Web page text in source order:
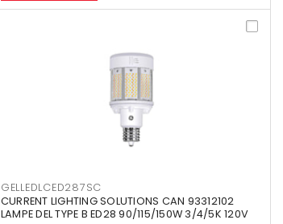
GELLEDLCED287SC
CURRENT LIGHTING SOLUTIONS CAN 93312102
LAMPE DEL TYPE B ED28 90/115/150W 3/4/5K 120V